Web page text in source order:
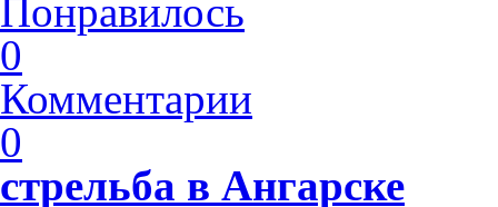
Понравилось
0
Комментарии
0
стрельба в Ангарске